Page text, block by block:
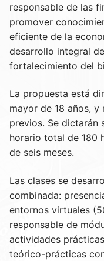
responsable de las
promover
eficiente de la
desarrollo integral
fortalecimiento del
La propuesta está
mayor de 18 años,
previos. Se dictarán
horario total de 180
de seis meses.
Las clases se
combinada:
entornos virtuales
responsable de
actividades
teórico-prácticas